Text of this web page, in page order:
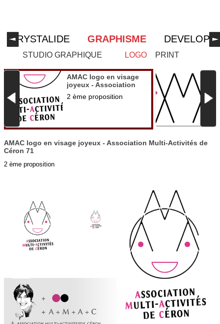
CRYSTALIDE GRAPHISME
STUDIO GRAPHIQUE LOGO PRINT
AMAC logo en visage
joyeux - Association
Multi-Activités de Céron
71
2 ème proposition
AMAC logo en visage joyeux - Association Multi-Activités de
Céron 71
2 ème proposition